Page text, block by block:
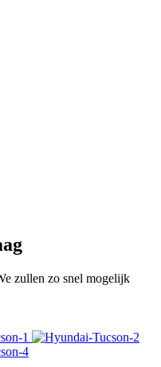
zullen zo snel mogelijk